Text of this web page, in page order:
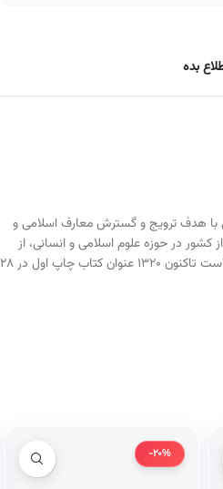
بده
با هدف ترویج و گسترش معارف اسلامی و
کشور در حوزه علوم اسلامی و انسانی، از
سال ۱۳۷۹ آغاز به کار نموده و مفتخر است تاکنون ۱۳۲۰ عنوان کتاب چاپ اول در ۲۸
-20%